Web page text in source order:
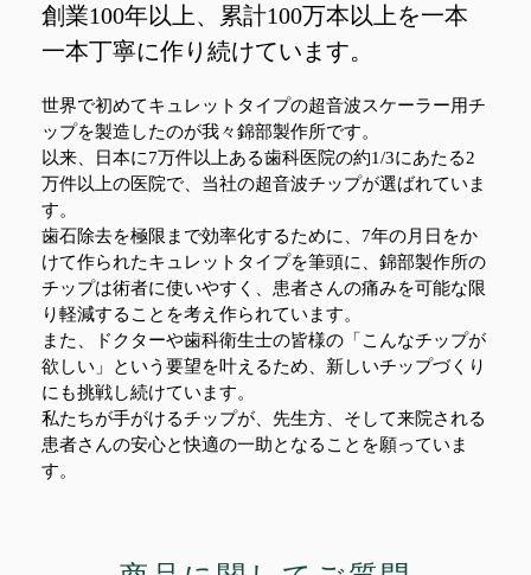
創業100年以上、累計100万本以上を一本
一本丁寧に作り続けています。
世界で初めてキュレットタイプの超音波スケーラー用チ
ップを製造したのが我々錦部製作所です。
以来、日本に7万件以上ある歯科医院の約1/3にあたる2
万件以上の医院で、当社の超音波チップが選ばれていま
す。
歯石除去を極限まで効率化するために、7年の月日をか
けて作られたキュレットタイプを筆頭に、錦部製作所の
チップは術者に使いやすく、患者さんの痛みを可能な限
り軽減することを考え作られています。
また、ドクターや歯科衛生士の皆様の「こんなチップが
欲しい」という要望を叶えるため、新しいチップづくり
にも挑戦し続けています。
私たちが手がけるチップが、先生方、そして来院される
患者さんの安心と快適の一助となることを願っていま
す。